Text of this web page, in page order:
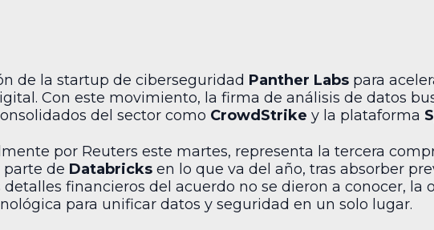
de la startup de ciberseguridad Panther Labs para
Con este movimiento, la firma de análisis de datos
del sector como CrowdStrike y la plataforma
por Reuters este martes, representa la tercera
de Databricks en lo que va del año, tras absorber
detalles financieros del acuerdo no se dieron a conocer, la
para unificar datos y seguridad en un solo lugar.